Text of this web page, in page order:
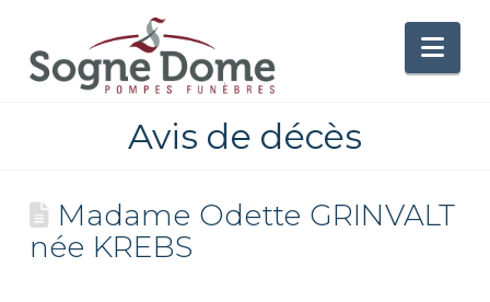
Avis de décès
Madame Odette GRINVALT
née KREBS